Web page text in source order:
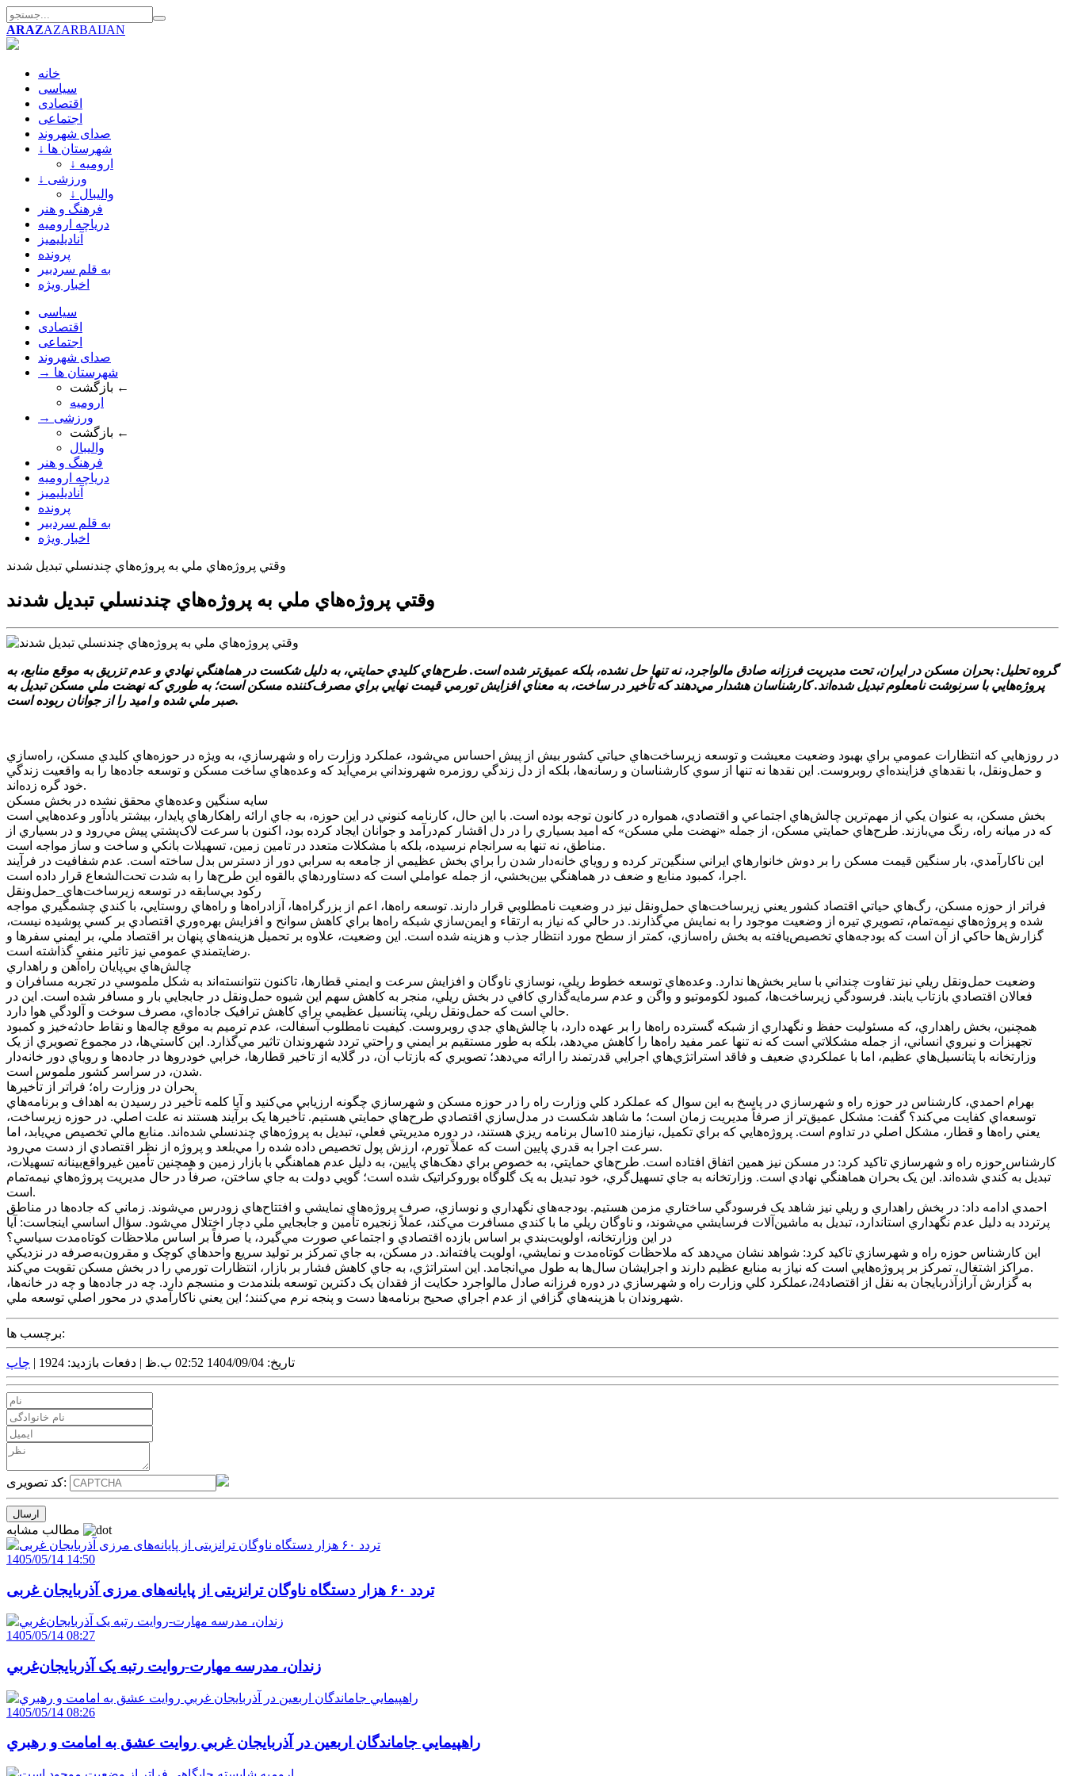
ARAZAZARBAIJAN
خانه
سیاسی
اقتصادی
اجتماعی
صدای شهروند
↓ شهرستان ها
↓ ارومیه
↓ ورزشی
↓ والیبال
فرهنگ و هنر
دریاچه ارومیه
آنادیلیمیز
پرونده
به قلم سردبیر
اخبار ویژه
سیاسی
اقتصادی
اجتماعی
صدای شهروند
→ شهرستان ها
بازگشت ←
ارومیه
→ ورزشی
بازگشت ←
والیبال
فرهنگ و هنر
دریاچه ارومیه
آنادیلیمیز
پرونده
به قلم سردبیر
اخبار ویژه
وقتي پروژه‌هاي ملي به پروژه‌هاي چندنسلي تبديل شدند
وقتي پروژه‌هاي ملي به پروژه‌هاي چندنسلي تبديل شدند
گروه تحليل: بحران مسکن در ايران، تحت مديريت فرزانه صادق مالواجرد، نه تنها حل نشده، بلکه عميق‌تر شده است. طرح‌هاي کليدي حمايتي، به دليل شکست در هماهنگي نهادي و عدم تزريق به موقع منابع، به
پروژه‌هايي با سرنوشت نامعلوم تبديل شده‌اند. کارشناسان هشدار مي‌دهند که تأخير در ساخت، به معناي افزايش تورمي قيمت نهايي براي مصرف‌کننده مسکن است؛ به طوري که نهضت ملي مسکن تبديل به
صبر ملي شده و اميد را از جوانان ربوده است.
در روز‌هايي که انتظارات عمومي براي بهبود وضعيت معيشت و توسعه زيرساخت‌هاي حياتي کشور بيش از پيش احساس مي‌شود، عملکرد وزارت راه و شهرسازي، به ويژه در حوزه‌هاي کليدي مسکن، راه‌سازي
و حمل‌ونقل، با نقد‌هاي فزاينده‌اي روبروست. اين نقد‌ها نه تنها از سوي کارشناسان و رسانه‌ها، بلکه از دل زندگي روزمره شهرونداني برمي‌آيد که وعده‌هاي ساخت مسکن و توسعه جاده‌ها را به واقعيت زندگي
خود گره زده‌اند.
سايه سنگين وعده‌هاي محقق نشده در بخش مسکن
بخش مسکن، به عنوان يکي از مهم‌ترين چالش‌هاي اجتماعي و اقتصادي، همواره در کانون توجه بوده است. با اين حال، کارنامه کنوني در اين حوزه، به جاي ارائه راهکار‌هاي پايدار، بيشتر يادآور وعده‌هايي است
که در ميانه راه، رنگ مي‌بازند. طرح‌هاي حمايتي مسکن، از جمله «نهضت ملي مسکن» که اميد بسياري را در دل اقشار کم‌درآمد و جوانان ايجاد کرده بود، اکنون با سرعت لاک‌پشتي پيش مي‌رود و در بسياري از
مناطق، نه تنها به سرانجام نرسيده، بلکه با مشکلات متعدد در تامين زمين، تسهيلات بانکي و ساخت و ساز مواجه است.
اين ناکارآمدي، بار سنگين قيمت مسکن را بر دوش خانوار‌هاي ايراني سنگين‌تر کرده و روياي خانه‌دار شدن را براي بخش عظيمي از جامعه به سرابي دور از دسترس بدل ساخته است. عدم شفافيت در فرآيند
اجرا، کمبود منابع و ضعف در هماهنگي بين‌بخشي، از جمله عواملي است که دستاورد‌هاي بالقوه اين طرح‌ها را به شدت تحت‌الشعاع قرار داده است.
رکود بي‌سابقه در توسعه زيرساخت‌هاي_حمل‌ونقل
فراتر از حوزه مسکن، رگ‌هاي حياتي اقتصاد کشور يعني زيرساخت‌هاي حمل‌ونقل نيز در وضعيت نامطلوبي قرار دارند. توسعه راه‌ها، اعم از بزرگراه‌ها، آزادراه‌ها و راه‌هاي روستايي، با کندي چشمگيري مواجه
شده و پروژه‌هاي نيمه‌تمام، تصويري تيره از وضعيت موجود را به نمايش مي‌گذارند. در حالي که نياز به ارتقاء و ايمن‌سازي شبکه راه‌ها براي کاهش سوانح و افزايش بهره‌وري اقتصادي بر کسي پوشيده نيست،
گزارش‌ها حاکي از آن است که بودجه‌هاي تخصيص‌يافته به بخش راه‌سازي، کمتر از سطح مورد انتظار جذب و هزينه شده است. اين وضعيت، علاوه بر تحميل هزينه‌هاي پنهان بر اقتصاد ملي، بر ايمني سفر‌ها و
رضايتمندي عمومي نيز تاثير منفي گذاشته است.
چالش‌هاي بي‌پايان راه‌آهن و راهداري
وضعيت حمل‌ونقل ريلي نيز تفاوت چنداني با ساير بخش‌ها ندارد. وعده‌هاي توسعه خطوط ريلي، نوسازي ناوگان و افزايش سرعت و ايمني قطارها، تاکنون نتوانسته‌اند به شکل ملموسي در تجربه مسافران و
فعالان اقتصادي بازتاب يابند. فرسودگي زيرساخت‌ها، کمبود لکوموتيو و واگن و عدم سرمايه‌گذاري کافي در بخش ريلي، منجر به کاهش سهم اين شيوه حمل‌ونقل در جابجايي بار و مسافر شده است. اين در
حالي است که حمل‌ونقل ريلي، پتانسيل عظيمي براي کاهش ترافيک جاده‌اي، مصرف سوخت و آلودگي هوا دارد.
همچنين، بخش راهداري، که مسئوليت حفظ و نگهداري از شبکه گسترده راه‌ها را بر عهده دارد، با چالش‌هاي جدي روبروست. کيفيت نامطلوب آسفالت، عدم ترميم به موقع چاله‌ها و نقاط حادثه‌خيز و کمبود
تجهيزات و نيروي انساني، از جمله مشکلاتي است که نه تنها عمر مفيد راه‌ها را کاهش مي‌دهد، بلکه به طور مستقيم بر ايمني و راحتي تردد شهروندان تاثير مي‌گذارد. اين کاستي‌ها، در مجموع تصويري از يک
وزارتخانه با پتانسيل‌هاي عظيم، اما با عملکردي ضعيف و فاقد استراتژي‌هاي اجرايي قدرتمند را ارائه مي‌دهد؛ تصويري که بازتاب آن، در گلايه از تاخير قطارها، خرابي خودرو‌ها در جاده‌ها و روياي دور خانه‌دار
شدن، در سراسر کشور ملموس است.
بحران در وزارت راه؛ فراتر از تأخير‌ها
بهرام احمدي، کارشناس در حوزه راه و شهرسازي در پاسخ به اين سوال که عملکرد کلي وزارت راه را در حوزه مسکن و شهرسازي چگونه ارزيابي مي‌کنيد و آيا کلمه تأخير در رسيدن به اهداف و برنامه‌هاي
توسعه‌اي کفايت مي‌کند؟ گفت: مشکل عميق‌تر از صرفاً مديريت زمان است؛ ما شاهد شکست در مدل‌سازي اقتصادي طرح‌هاي حمايتي هستيم. تأخير‌ها يک برآيند هستند نه علت اصلي. در حوزه زيرساخت،
يعني راه‌ها و قطار، مشکل اصلي در تداوم است. پروژه‌هايي که براي تکميل، نيازمند 10سال برنامه ريزي هستند، در دوره مديريتي فعلي، تبديل به پروژه‌هاي چندنسلي شده‌اند. منابع مالي تخصيص مي‌يابد، اما
سرعت اجرا به قدري پايين است که عملاً تورم، ارزش پول تخصيص داده شده را مي‌بلعد و پروژه از نظر اقتصادي از دست مي‌رود.
کارشناس حوزه راه و شهرسازي تاکيد کرد: در مسکن نيز همين اتفاق افتاده است. طرح‌هاي حمايتي، به خصوص براي دهک‌هاي پايين، به دليل عدم هماهنگي با بازار زمين و همچنين تأمين غيرواقع‌بينانه تسهيلات،
تبديل به کُندي شده‌اند. اين يک بحران هماهنگي نهادي است. وزارتخانه به جاي تسهيل‌گري، خود تبديل به يک گلوگاه بوروکراتيک شده است؛ گويي دولت به جاي ساختن، صرفاً در حال مديريت پروژه‌هاي نيمه‌تمام
است.
احمدي ادامه داد: در بخش راهداري و ريلي نيز شاهد يک فرسودگي ساختاري مزمن هستيم. بودجه‌هاي نگهداري و نوسازي، صرف پروژه‌هاي نمايشي و افتتاح‌هاي زودرس مي‌شوند. زماني که جاده‌ها در مناطق
پرتردد به دليل عدم نگهداري استاندارد، تبديل به ماشين‌آلات فرسايشي مي‌شوند، و ناوگان ريلي ما با کندي مسافرت مي‌کند، عملاً زنجيره تأمين و جابجايي ملي دچار اختلال مي‌شود. سؤال اساسي اينجاست: آيا
در اين وزارتخانه، اولويت‌بندي بر اساس بازده اقتصادي و اجتماعي صورت مي‌گيرد، يا صرفاً بر اساس ملاحظات کوتاه‌مدت سياسي؟
اين کارشناس حوزه راه و شهرسازي تاکيد کرد: شواهد نشان مي‌دهد که ملاحظات کوتاه‌مدت و نمايشي، اولويت يافته‌اند. در مسکن، به جاي تمرکز بر توليد سريع واحد‌هاي کوچک و مقرون‌به‌صرفه در نزديکي
مراکز اشتغال، تمرکز بر پروژه‌هايي است که نياز به منابع عظيم دارند و اجرايشان سال‌ها به طول مي‌انجامد. اين استراتژي، به جاي کاهش فشار بر بازار، انتظارات تورمي را در بخش مسکن تقويت مي‌کند.
به گزارش آرازآذربايجان به نقل از اقتصاد24،عملکرد کلي وزارت راه و شهرسازي در دوره فرزانه صادل مالواجرد حکايت از فقدان يک دکترين توسعه بلندمدت و منسجم دارد. چه در جاده‌ها و چه در خانه‌ها،
شهروندان با هزينه‌هاي گزافي از عدم اجراي صحيح برنامه‌ها دست و پنجه نرم مي‌کنند؛ اين يعني ناکارآمدي در محور اصلي توسعه ملي.
برچسب ها:
تاریخ: 1404/09/04 02:52 ب.ظ | دفعات بازدید: 1924 | چاپ
کد تصویری:
1405/05/14 14:50
تردد ۶۰ هزار دستگاه ناوگان ترانزیتی از پایانه‌های مرزی آذربایجان ‌غربی
1405/05/14 08:27
زندان، مدرسه مهارت-روايت رتبه يک آذربايجان‌غربي
1405/05/14 08:26
راهپيمايي جاماندگان اربعين در آذربايجان غربي روايت عشق به امامت و رهبري